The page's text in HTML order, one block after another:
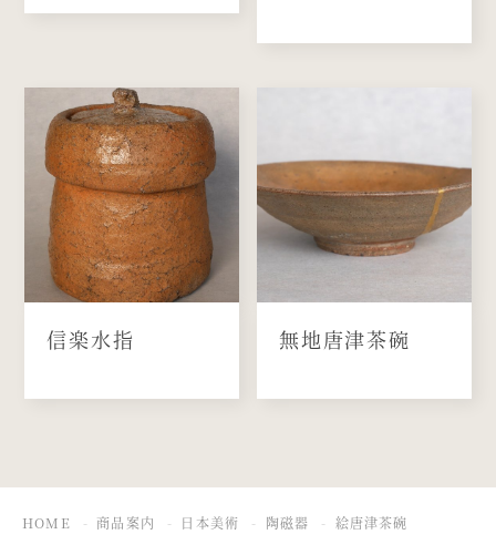
信楽水指 無地唐津茶碗
HOME 商品案内 日本美術 陶磁器 絵唐津茶碗